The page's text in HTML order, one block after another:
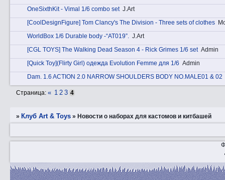
OneSixthKit - Vimal 1/6 combo set J.Art
[CoolDesignFigure] Tom Clancy's The Division - Three sets of clothes
WorldBox 1/6 Durable body -“AT019”. J.Art
[CGL TOYS] The Walking Dead Season 4 - Rick Grimes 1/6 set Admin
[Quick Toy](Flirty Girl) одежда Evolution Femme для 1/6 Admin
Dаm. 1.6 ACTION 2.0 NARROW SHOULDERS BODY NO.MALE01 & 02
Страница:« 1 2 3 4
» Клуб Art & Toys »Новости о наборах для кастомов и китбашей